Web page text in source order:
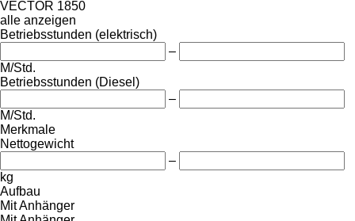
VECTOR 1850
alle anzeigen
Betriebsstunden (elektrisch)
–
M/Std.
Betriebsstunden (Diesel)
–
M/Std.
Merkmale
Nettogewicht
–
kg
Aufbau
Mit Anhänger